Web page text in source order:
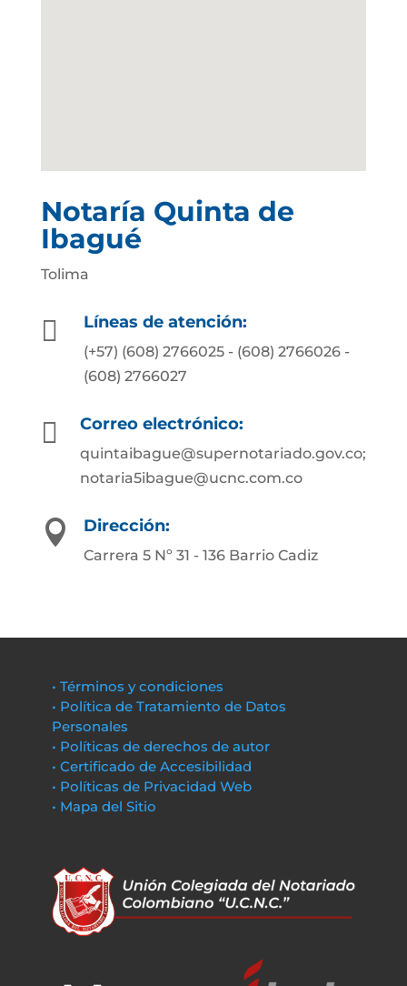
Notaría Quinta de
Ibagué
Tolima
 Líneas de atención:
(+57) (608) 2766025 - (608) 2766026 -
(608) 2766027
 Correo electrónico:
quintaibague@supernotariado.gov.co;
notaria5ibague@ucnc.com.co
 Dirección:
Carrera 5 Nº 31 - 136 Barrio Cadiz
• Términos y condiciones
• Política de Tratamiento de Datos
Personales
• Políticas de derechos de autor
• Certificado de Accesibilidad
• Políticas de Privacidad Web
• Mapa del Sitio